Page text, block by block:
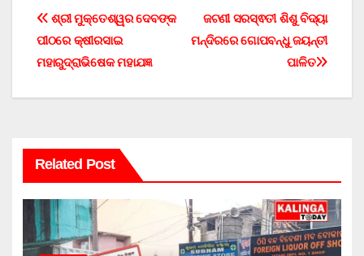
Post
navigation
ଜଟଣୀ ସରସ୍ଵତୀ ଶିଶୁ ବିଦ୍ୟା
ମନ୍ଦିରରେ ଗୋପବନ୍ଧୁ ଜୟନ୍ତୀ
ପାଳିତ
ଶ୍ରୀ ମୁକ୍ତେଶ୍ୱର ଦେବଙ୍କ
ପୀଠରେ କ୍ଷୀରସାଇ
ମହାରୁଦ୍ରାଭିଷେକ ମହାଯଜ୍ଞ
Related Post